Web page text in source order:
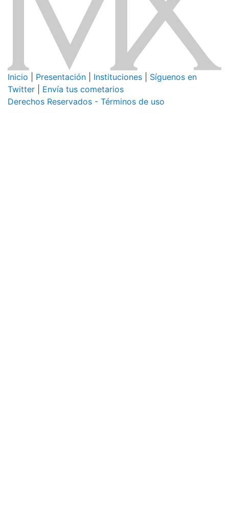
Inicio Presentación Instituciones
Síguenos en
Twitter
Envía tus cometarios
Derechos Reservados - Términos de uso